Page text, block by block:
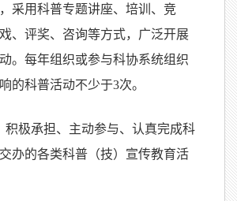
，采用科普专题讲座、培训、竞
、评奖、咨询等方式，广泛开展
。每年组织或参与科协系统组织
的科普活动不少于3次。
积极承担、主动参与、认真完成科
办的各类科普（技）宣传教育活